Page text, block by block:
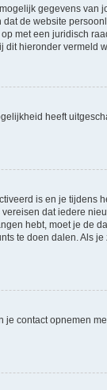
gegevens van
de website
met een juridisch
dit hieronder vermeld
heeft
is en je tijdens
dat iedere
hebt, moet je de
te doen dalen. Als je
contact opnemen